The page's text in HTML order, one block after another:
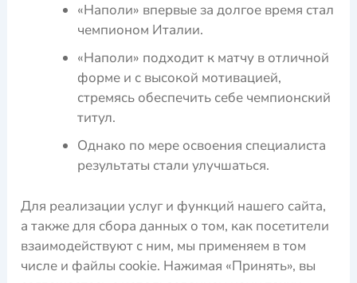
«Наполи» впервые за долгое время стал
чемпионом Италии.
«Наполи» подходит к матчу в отличной
форме и с высокой мотивацией,
стремясь обеспечить себе чемпионский
титул.
Однако по мере освоения специалиста
результаты стали улучшаться.
Для реализации услуг и функций нашего сайта,
а также для сбора данных о том, как посетители
взаимодействуют с ним, мы применяем в том
числе и файлы cookie. Нажимая «Принять», вы